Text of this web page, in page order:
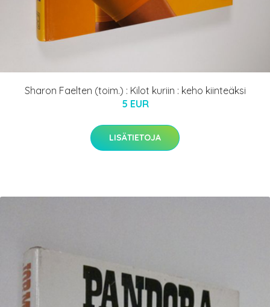
Sharon Faelten (toim.) : Kilot kuriin : keho kiinteäksi
5 EUR
LISÄTIETOJA